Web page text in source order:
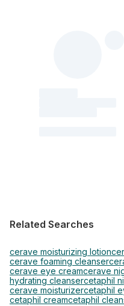
Related Searches
cerave moisturizing lotion
cerave foaming cleanser
cerave eye creamcerave
hydrating cleansercetaphil
cerave moisturizercetaphil
cetaphil creamcetaphil